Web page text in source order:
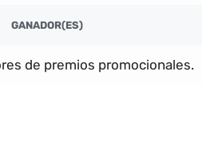
GANADOR(ES)
de premios promocionales.